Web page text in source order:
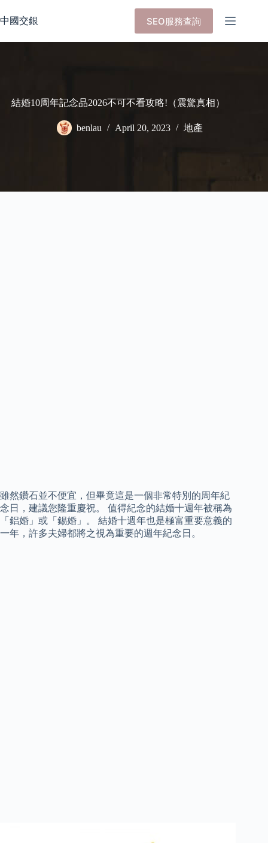
to
content
中國交銀 SEO服務查詢
結婚10周年記念品2026不可不看攻略!（震驚真相）
benlau April 20, 2023 地產
雖然鑽石並不便宜，但畢竟這是一個非常特別的周年紀
念日，建議您隆重慶祝。 值得紀念的結婚十週年被稱為
「鋁婚」或「錫婚」。 結婚十週年也是極富重要意義的
一年，許多夫婦都將之視為重要的週年紀念日。